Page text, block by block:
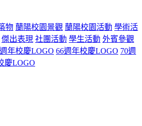
物 蘭陽校園景觀 蘭陽校園活動 學術活
傑出表現 社團活動 學生活動 外賓參觀
年校慶LOGO 66週年校慶LOGO 70週
慶LOGO